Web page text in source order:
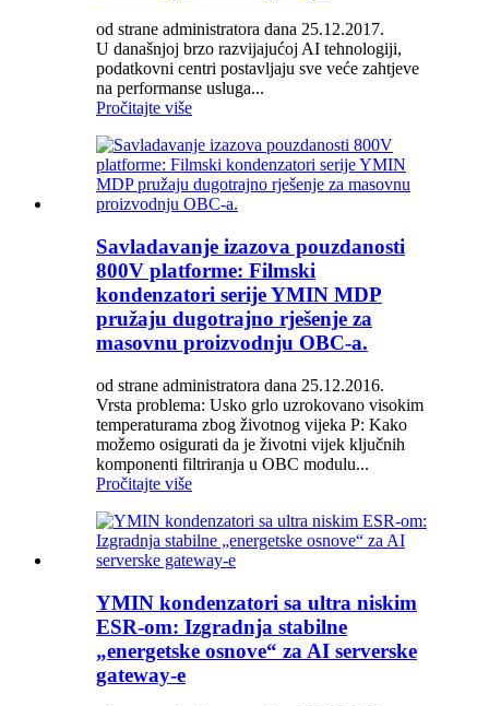
od strane administratora dana 25.12.2017.
U današnjoj brzo razvijajućoj AI tehnologiji,
podatkovni centri postavljaju sve veće zahtjeve
na performanse usluga...
Pročitajte više
Savladavanje izazova pouzdanosti
800V platforme: Filmski
kondenzatori serije YMIN MDP
pružaju dugotrajno rješenje za
masovnu proizvodnju OBC-a.
od strane administratora dana 25.12.2016.
Vrsta problema: Usko grlo uzrokovano visokim
temperaturama zbog životnog vijeka P: Kako
možemo osigurati da je životni vijek ključnih
komponenti filtriranja u OBC modulu...
Pročitajte više
YMIN kondenzatori sa ultra niskim
ESR-om: Izgradnja stabilne
„energetske osnove“ za AI serverske
gateway-e